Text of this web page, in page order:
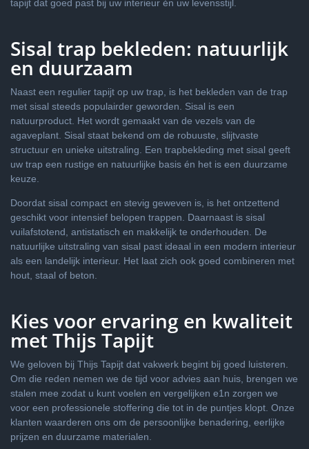
tapijt dat goed past bij uw interieur én uw levensstijl.
Sisal trap bekleden: natuurlijk
en duurzaam
Naast een regulier tapijt op uw trap, is het bekleden van de trap
met sisal steeds populairder geworden. Sisal is een
natuurproduct. Het wordt gemaakt van de vezels van de
agaveplant. Sisal staat bekend om de robuuste, slijtvaste
structuur en unieke uitstraling. Een trapbekleding met sisal geeft
uw trap een rustige en natuurlijke basis én het is een duurzame
keuze.
Doordat sisal compact en stevig geweven is, is het ontzettend
geschikt voor intensief belopen trappen. Daarnaast is sisal
vuilafstotend, antistatisch en makkelijk te onderhouden. De
natuurlijke uitstraling van sisal past ideaal in een modern interieur
als een landelijk interieur. Het laat zich ook goed combineren met
hout, staal of beton.
Kies voor ervaring en kwaliteit
met Thijs Tapijt
We geloven bij Thijs Tapijt dat vakwerk begint bij goed luisteren.
Om die reden nemen we de tijd voor advies aan huis, brengen we
stalen mee zodat u kunt voelen en vergelijken e1n zorgen we
voor een professionele stoffering die tot in de puntjes klopt. Onze
klanten waarderen ons om de persoonlijke benadering, eerlijke
prijzen en duurzame materialen.